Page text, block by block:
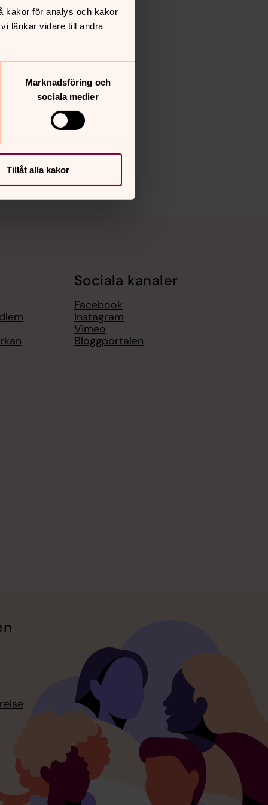
kakor för analys och kakor
länkar vidare till andra
Marknadsföring och
sociala medier
Tillåt alla kakor
Sociala kanaler
Facebook
Instagram
Vimeo
Bloggportalen